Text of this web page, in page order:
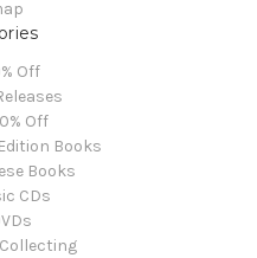
Off
Off
Books
Books
CDs